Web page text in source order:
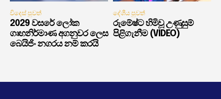
විදෙස් පුවත්
2029 වසරේ ලෝක
ගෘහනිර්මාණ අගනුවර ලෙස
බෙයිජිං නගරය නම් කරයි
දේශීය පුවත්
රුමේෂ්ට හිමිවූ උණුසුම්
පිළිගැනීම (VIDEO)